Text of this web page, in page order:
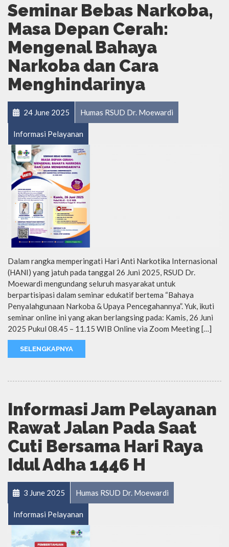
Seminar Bebas Narkoba,
Masa Depan Cerah:
Mengenal Bahaya
Narkoba dan Cara
Menghindarinya
24 June 2025 Humas RSUD Dr. Moewardi
Informasi Pelayanan
Dalam rangka memperingati Hari Anti Narkotika Internasional
(HANI) yang jatuh pada tanggal 26 Juni 2025, RSUD Dr.
Moewardi mengundang seluruh masyarakat untuk
berpartisipasi dalam seminar edukatif bertema “Bahaya
Penyalahgunaan Narkoba & Upaya Pencegahannya”. Yuk, ikuti
seminar online ini yang akan berlangsing pada: Kamis, 26 Juni
2025 Pukul 08.45 – 11.15 WIB Online via Zoom Meeting […]
SELENGKAPNYA
Informasi Jam Pelayanan
Rawat Jalan Pada Saat
Cuti Bersama Hari Raya
Idul Adha 1446 H
3 June 2025 Humas RSUD Dr. Moewardi
Informasi Pelayanan